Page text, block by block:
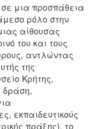
μια προσπάθεια
ρόλο στην
αίθουσας
του και τους
αντλώντας
της
Κρήτης,
δράση,
εκπαιδευτικούς
πράξης), το